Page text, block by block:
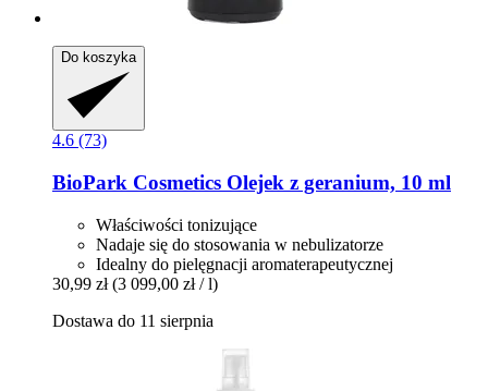
Do koszyka
4.6 (73)
BioPark Cosmetics Olejek z geranium, 10 ml
Właściwości tonizujące
Nadaje się do stosowania w nebulizatorze
Idealny do pielęgnacji aromaterapeutycznej
30,99 zł (3 099,00 zł / l)
Dostawa do 11 sierpnia